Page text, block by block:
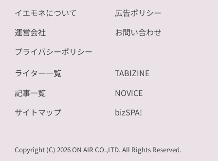
イエモネについて
運営会社
プライバシーポリシー
広告ポリシー
お問い合わせ
ライター一覧
記事一覧
サイトマップ
TABIZINE
NOVICE
bizSPA!
Copyright (C) 2026 ON AIR CO.,LTD. All Rights Reserved.